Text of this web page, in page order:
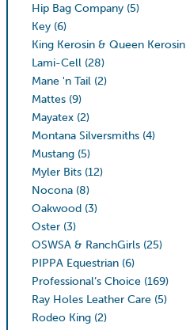
Hip Bag Company (5)
Key (6)
King Kerosin & Queen Kerosin
Lami-Cell (28)
Mane 'n Tail (2)
Mattes (9)
Mayatex (2)
Montana Silversmiths (4)
Mustang (5)
Myler Bits (12)
Nocona (8)
Oakwood (3)
Oster (3)
OSWSA & RanchGirls (25)
PIPPA Equestrian (6)
Professional’s Choice (169)
Ray Holes Leather Care (5)
Rodeo King (2)